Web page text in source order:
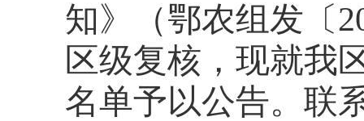
知》（鄂农组发〔
区级复核，现就我
名单予以公告。联